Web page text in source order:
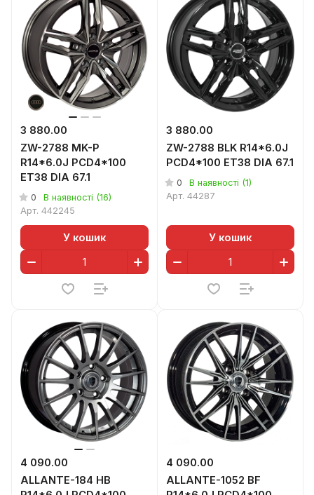
3 880.00
ZW-2788 MK-P
R14*6.0J PCD4*100
ET38 DIA 67.1
0
В наявності (16)
Арт. 442245
У кошик
3 880.00
ZW-2788 BLK R14*6.0J
PCD4*100 ET38 DIA 67.1
0
В наявності (1)
Арт. 44287
У кошик
4 090.00
ALLANTE-184 HB
4 090.00
ALLANTE-1052 BF